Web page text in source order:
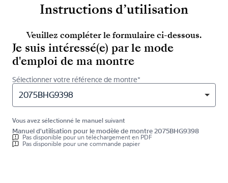
Instructions d’utilisation
Veuillez compléter le formulaire ci-dessous.
Je suis intéressé(e) par le mode
d'emploi de ma montre
Sélectionner votre référence de montre*
2075BHG9398
Vous avez sélectionné le manuel suivant
Manuel d'utilisation pour le modèle de montre 2075BHG9398
Pas disponible pour un téléchargement en PDF
Pas disponible pour une commande papier